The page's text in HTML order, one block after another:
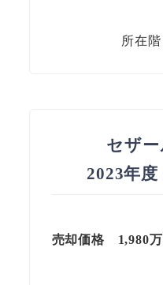
所在
セザー
2023年
売却価格 1,980万